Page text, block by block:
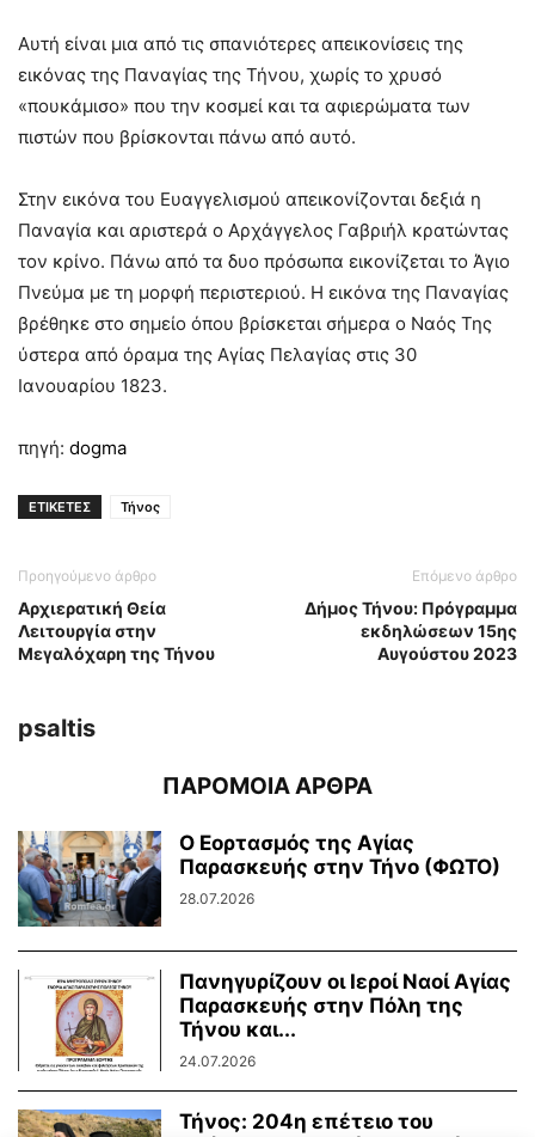
Αυτή είναι μια από τις σπανιότερες απεικονίσεις της
εικόνας της Παναγίας της Τήνου, χωρίς το χρυσό
«πουκάμισο» που την κοσμεί και τα αφιερώματα των
πιστών που βρίσκονται πάνω από αυτό.
Στην εικόνα του Ευαγγελισμού απεικονίζονται δεξιά η
Παναγία και αριστερά ο Αρχάγγελος Γαβριήλ κρατώντας
τον κρίνο. Πάνω από τα δυο πρόσωπα εικονίζεται το Άγιο
Πνεύμα με τη μορφή περιστεριού. Η εικόνα της Παναγίας
βρέθηκε στο σημείο όπου βρίσκεται σήμερα ο Ναός Της
ύστερα από όραμα της Αγίας Πελαγίας στις 30
Ιανουαρίου 1823.
πηγή: dogma
ΕΤΙΚΕΤΕΣ Τήνος
Προηγούμενο άρθρο
Αρχιερατική Θεία
Λειτουργία στην
Μεγαλόχαρη της Τήνου
Επόμενο άρθρο
Δήμος Τήνου: Πρόγραμμα
εκδηλώσεων 15ης
Αυγούστου 2023
psaltis
ΠΑΡΟΜΟΙΑ ΑΡΘΡΑ
Ο Εορτασμός της Αγίας
Παρασκευής στην Τήνο (ΦΩΤΟ)
28.07.2026
Πανηγυρίζουν οι Ιεροί Ναοί Αγίας
Παρασκευής στην Πόλη της
Τήνου και...
24.07.2026
Τήνος: 204η επέτειο του